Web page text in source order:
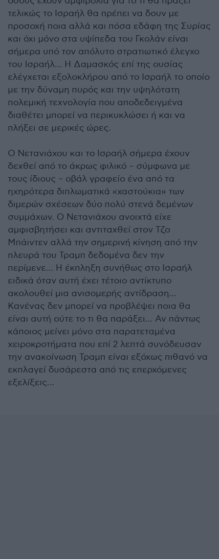
τελικώς το Ισραήλ θα πρέπει να δουν με
προσοχή ποια αλλά και πόσα εδάφη της Συρίας
και όχι μόνο στα υψίπεδα του Γκολάν είναι
σήμερα υπό τον απόλυτο στρατιωτικό έλεγχο
του Ισραήλ… Η Δαμασκός επί της ουσίας
ελέγχεται εξολοκλήρου από το Ισραήλ το οποίο
με την δύναμη πυρός και την υψηλότατη
πολεμική τεχνολογία που αποδεδειγμένα
διαθέτει μπορεί να περικυκλώσει ή και να
πλήξει σε μερικές ώρες.
Ο Νετανιάχου και το Ισραήλ σήμερα έχουν
δεχθεί από το άκρως φιλικό – σύμφωνα με
τους ίδιους – οβάλ γραφείο ένα από τα
ηχηρότερα διπλωματικά «χαστούκια» των
διμερών σχέσεων δύο πολύ στενά δεμένων
συμμάχων. Ο Νετανιάχου ανοιχτά είχε
αμφισβητήσει και αντιταχθεί στον Τζο
Μπάιντεν αλλά την σημερινή κίνηση από την
πλευρά του Τραμπ δεδομένα δεν την
περίμενε… Η έκπληξη συνήθως στο Ισραήλ
ειδικά όταν αυτή έχει τέτοιο αντίκτυπο
ακολουθεί μια ανισομερής αντίδραση…
Κανένας δεν μπορεί να προβλέψει ποια θα
είναι αυτή ούτε το τι θα παράξει… Αν πάντως
κάποιος μείνει μόνο στα παρατεταμένα
χειροκροτήματα που επί 2 λεπτά συνόδευσαν
την ανακοίνωση Τραμπ είναι εξόχως πιθανό να
εκπλαγεί δυσάρεστα από τις επερχόμενες
εξελίξεις…